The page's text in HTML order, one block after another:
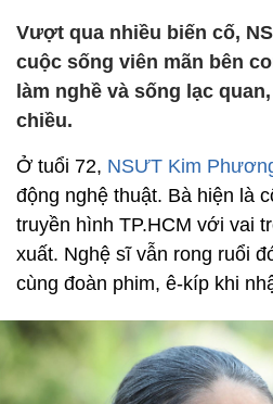
Vượt qua nhiều biến cố,
cuộc sống viên mãn bên
làm nghề và sống lạc
chiều.
Ở tuổi 72, NSƯT Kim
động nghệ thuật. Bà hiện là
truyền hình TP.HCM với vai
xuất. Nghệ sĩ vẫn rong ruổi
cùng đoàn phim, ê-kíp khi